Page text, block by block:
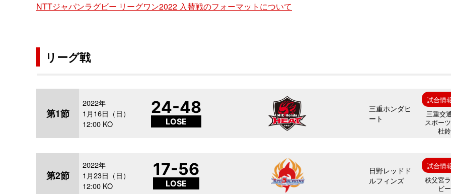
NTTジャパンラグビー リーグワン2022 入替戦のフォーマットについて
リーグ戦
第1節
2022年
1月16日（日）
12:00 KO
24-48
LOSE
三重ホンダヒ
ート
試合情
三重交
スポー
杜
第2節
2022年
1月23日（日）
12:00 KO
17-56
LOSE
日野レッドド
ルフィンズ
試合情
秩父宮
ビ